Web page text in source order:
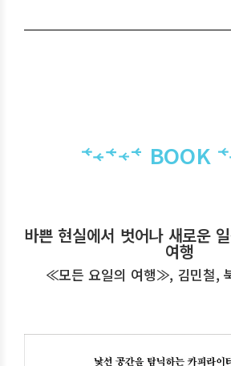
BOOK
바쁜 현실에서 벗어나 새로운
여행
≪모든 요일의 여행≫, 김민철,